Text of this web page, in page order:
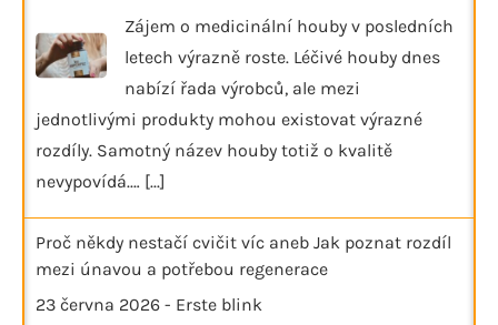
Zájem o medicinální houby v posledních
letech výrazně roste. Léčivé houby dnes
nabízí řada výrobců, ale mezi
jednotlivými produkty mohou existovat výrazné
rozdíly. Samotný název houby totiž o kvalitě
nevypovídá.… [...]
Proč někdy nestačí cvičit víc aneb Jak poznat rozdíl
mezi únavou a potřebou regenerace
23 června 2026 - Erste blink